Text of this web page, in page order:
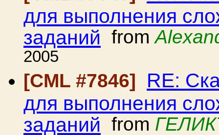
для выполнения
заданий from
2005
[CML #7846]
RE:
для выполнения
заданий from